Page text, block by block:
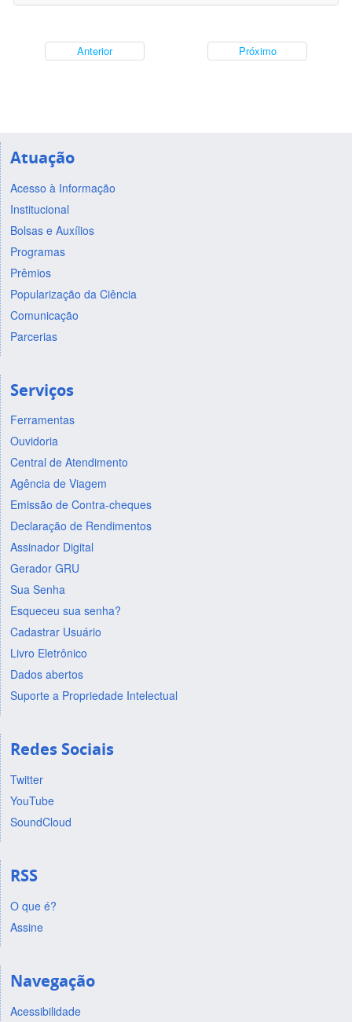
Anterior Próximo
Atuação
Acesso à Informação
Institucional
Bolsas e Auxílios
Programas
Prêmios
Popularização da Ciência
Comunicação
Parcerias
Serviços
Ferramentas
Ouvidoria
Central de Atendimento
Agência de Viagem
Emissão de Contra-cheques
Declaração de Rendimentos
Assinador Digital
Gerador GRU
Sua Senha
Esqueceu sua senha?
Cadastrar Usuário
Livro Eletrônico
Dados abertos
Suporte a Propriedade Intelectual
Redes Sociais
Twitter
YouTube
SoundCloud
RSS
O que é?
Assine
Navegação
Acessibilidade